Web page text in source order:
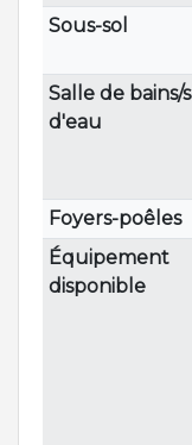
Sous-sol
Salle de bains/
d'eau
Foyers-poêles
Équipement
disponible